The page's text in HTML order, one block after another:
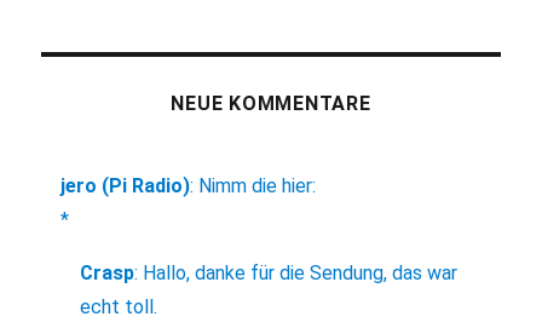
NEUE KOMMENTARE
jero (Pi Radio): Nimm die hier:
*
Crasp: Hallo, danke für die Sendung, das war
echt toll.